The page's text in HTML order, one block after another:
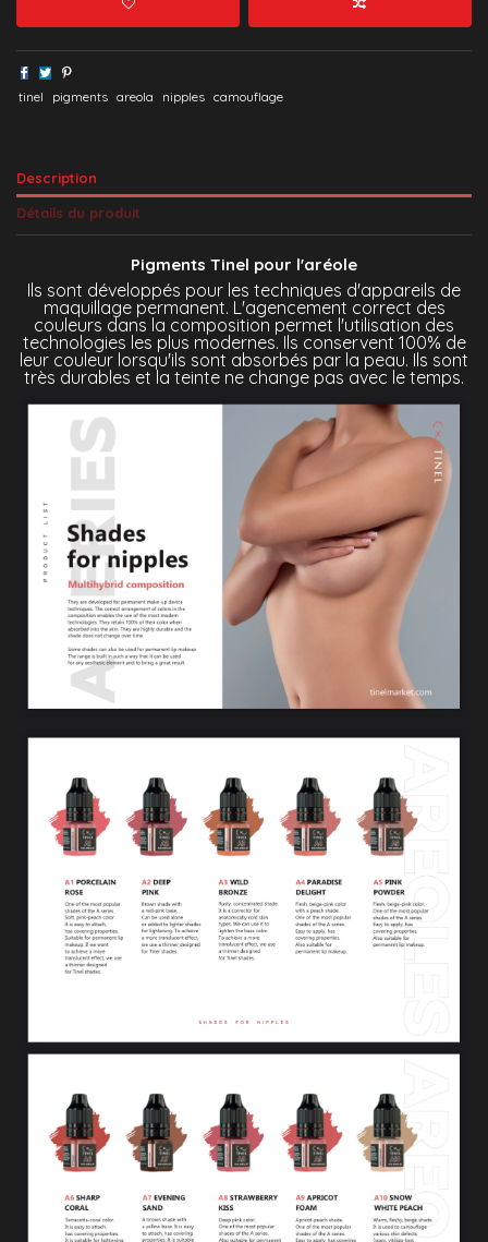
tinel pigments areola nipples camouflage
Description
Détails du produit
Pigments Tinel pour l'aréole
Ils sont développés pour les techniques d'appareils de
maquillage permanent. L'agencement correct des
couleurs dans la composition permet l'utilisation des
technologies les plus modernes. Ils conservent 100% de
leur couleur lorsqu'ils sont absorbés par la peau. Ils sont
très durables et la teinte ne change pas avec le temps.